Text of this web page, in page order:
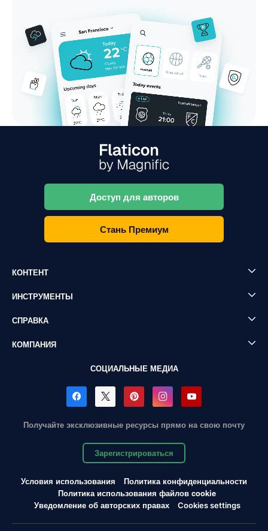
Доступ для авторов
Стань Премиум
КОНТЕНТ
ИНСТРУМЕНТЫ
СПРАВКА
КОМПАНИЯ
СОЦИАЛЬНЫЕ МЕДИА
Получайте эксклюзивные ресурсы прямо на свою почту
Зарегистрироваться
Условия использования
Политика конфиденциальности
Политика использования файлов cookie
Уведомление об авторских правах
Cookies settings